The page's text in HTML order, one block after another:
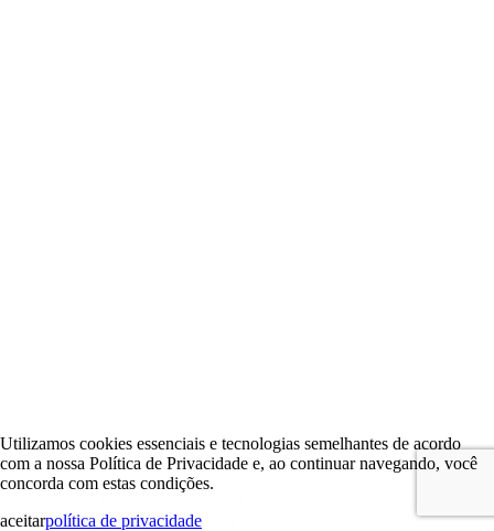
Utilizamos cookies essenciais e tecnologias semelhantes de acordo
com a nossa Política de Privacidade e, ao continuar navegando, você
concorda com estas condições.
aceitarpolítica de privacidade